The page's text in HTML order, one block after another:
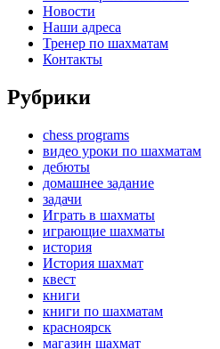
Новости
Наши адреса
Тренер по шахматам
Контакты
Рубрики
chess programs
видео уроки по шахматам
дебюты
домашнее задание
задачи
Играть в шахматы
играющие шахматы
история
История шахмат
квест
книги
книги по шахматам
красноярск
магазин шахмат